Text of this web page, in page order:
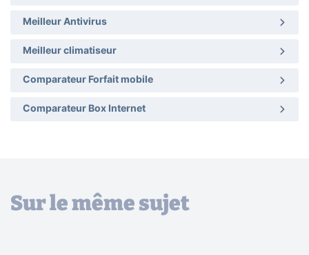
Meilleur Antivirus
Meilleur climatiseur
Comparateur Forfait mobile
Comparateur Box Internet
Sur le même sujet